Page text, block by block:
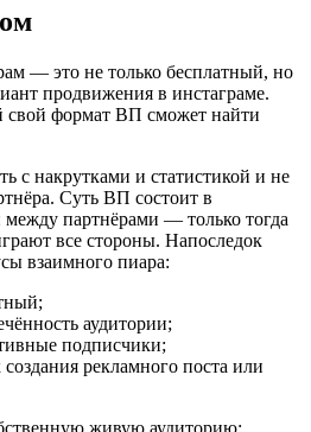
— это не только бесплатный, но
продвижения в инстаграме.
свой формат ВП сможет найти
с накрутками и статистикой и не
Суть ВП состоит в
между партнёрами — только тогда
все стороны. Напоследок
взаимного пиара:
аудитории;
подписчики;
рекламного поста или